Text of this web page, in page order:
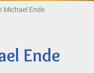
Michael Ende
Ende